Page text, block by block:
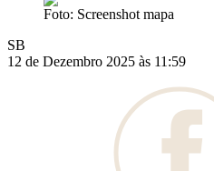
Foto: Screenshot mapa
SB
12 de Dezembro 2025 às 11:59